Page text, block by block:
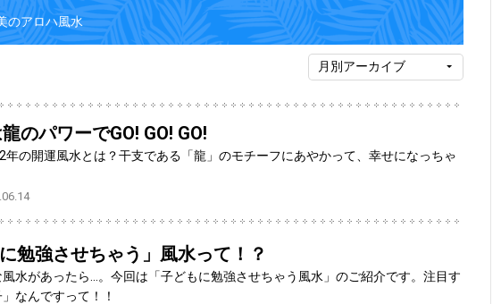
のアロハ風水
のパワーでGO! GO! GO!
年の開運風水とは？干支である「龍」のモチーフにあやかって、幸せになっちゃ
に勉強させちゃう」風水って！？
風水があったら…。今回は「子どもに勉強させちゃう風水」のご紹介です。注目す
なんですって！！